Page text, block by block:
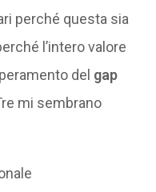
perché questa sia
l’intero valore
del gap
mi sembrano